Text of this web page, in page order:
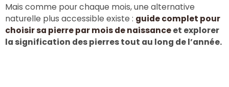
Mais comme pour chaque mois, une alternative
naturelle plus accessible existe : guide complet pour
choisir sa pierre par mois de naissanceet explorer
la signification des pierres tout au long de l’année.